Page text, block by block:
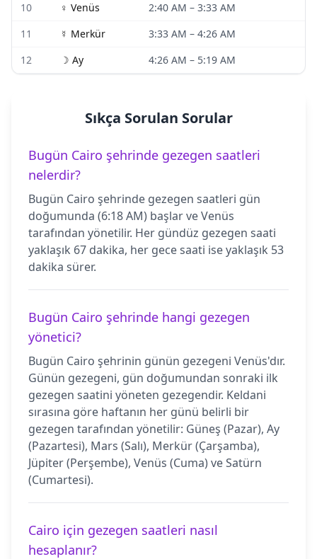
10 ♀ Venüs 2:40 AM – 3:33 AM
11
☿ Merkür 3:33 AM – 4:26 AM
12
☽ Ay 4:26 AM – 5:19 AM
Sıkça Sorulan Sorular
Bugün Cairo şehrinde gezegen saatleri
nelerdir?
Bugün Cairo şehrinde gezegen saatleri gün
doğumunda (6:18 AM) başlar ve Venüs
tarafından yönetilir. Her gündüz gezegen saati
yaklaşık 67 dakika, her gece saati ise yaklaşık 53
dakika sürer.
Bugün Cairo şehrinde hangi gezegen
yönetici?
Bugün Cairo şehrinin günün gezegeni Venüs'dır.
Günün gezegeni, gün doğumundan sonraki ilk
gezegen saatini yöneten gezegendir. Keldani
sırasına göre haftanın her günü belirli bir
gezegen tarafından yönetilir: Güneş (Pazar), Ay
(Pazartesi), Mars (Salı), Merkür (Çarşamba),
Jüpiter (Perşembe), Venüs (Cuma) ve Satürn
(Cumartesi).
Cairo için gezegen saatleri nasıl
hesaplanır?